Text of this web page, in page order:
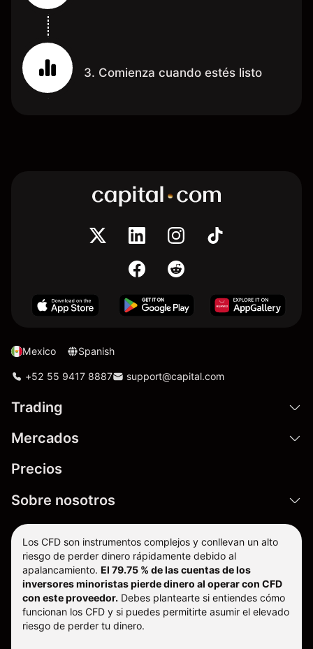
3. Comienza cuando estés listo
Mexico Spanish
+52 55 9417 8887 support@capital.com
Trading
Mercados
Precios
Sobre nosotros
Los CFD son instrumentos complejos y conllevan un alto
riesgo de perder dinero rápidamente debido al
apalancamiento. El 79.75 % de las cuentas de los
inversores minoristas pierde dinero al operar con CFD
con este proveedor. Debes plantearte si entiendes cómo
funcionan los CFD y si puedes permitirte asumir el elevado
riesgo de perder tu dinero.